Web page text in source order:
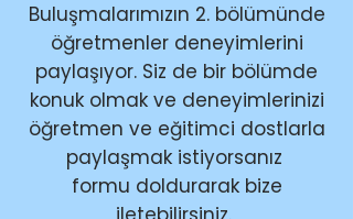
Buluşmalarımızın 2. bölümünde
öğretmenler deneyimlerini
paylaşıyor. Siz de bir bölümde
konuk olmak ve deneyimlerinizi
öğretmen ve eğitimci dostlarla
paylaşmak istiyorsanız
formu doldurarak bize